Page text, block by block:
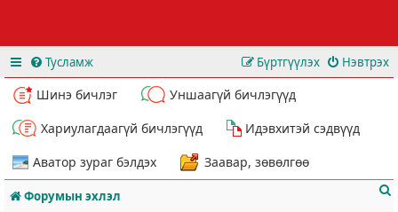
Тусламж Нэвтрэх
Бүртгүүлэх
Шинэ бичлэг
Уншаагүй бичлэгүүд
Хариулагдаагүй бичлэгүүд
Идэвхитэй сэдвүүд
Аватор зураг бэлдэх
Заавар, зөвөлгөө
Форумын эхлэл